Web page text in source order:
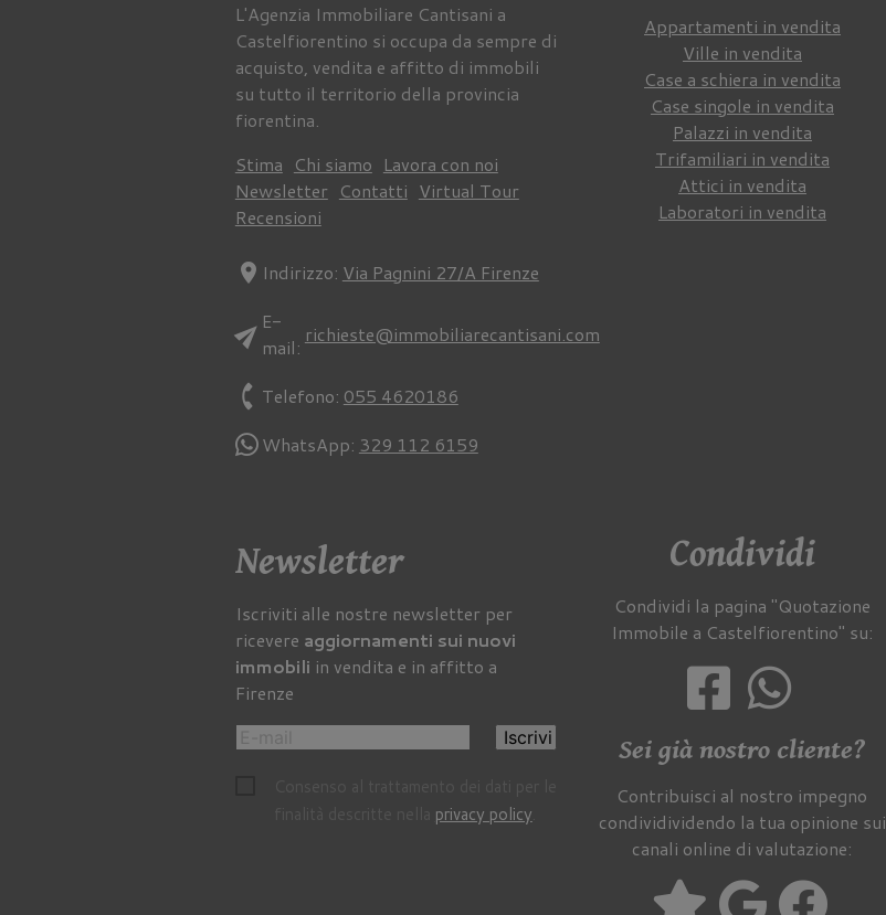
L'Agenzia Immobiliare Cantisani a
Castelfiorentino si occupa da sempre di
acquisto, vendita e affitto di immobili
su tutto il territorio della provincia
fiorentina.
Stima Chi siamo Lavora con noi
Newsletter Contatti Virtual Tour
Recensioni
location_on Indirizzo: Via Pagnini 27/A Firenze
sendE-
mail:
richieste@immobiliarecantisani.com
phoneTelefono: 055 4620186
WhatsApp: 329 112 6159
Appartamenti in vendita
Ville in vendita
Case a schiera in vendita
Case singole in vendita
Palazzi in vendita
Trifamiliari in vendita
Attici in vendita
Laboratori in vendita
Newsletter
Iscriviti alle nostre newsletter per
ricevere aggiornamenti sui nuovi
immobili in vendita e in affitto a
Firenze
Iscrivi
privacy policy
Condividi
Condividi la pagina "Quotazione
Immobile a Castelfiorentino" su:
Sei già nostro cliente?
Contribuisci al nostro impegno
condividividendo la tua opinione sui
canali online di valutazione: